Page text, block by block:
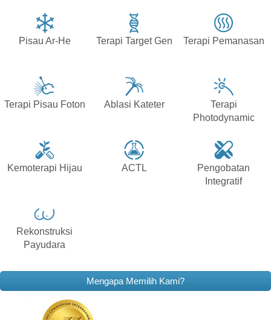
Pisau Ar-He Terapi Target Gen Terapi Pemanasan
Terapi Pisau Foton Ablasi Kateter
Terapi
Photodynamic
Kemoterapi Hijau ACTL
Pengobatan
Integratif
Rekonstruksi
Payudara
Mengapa Memilih Kami?